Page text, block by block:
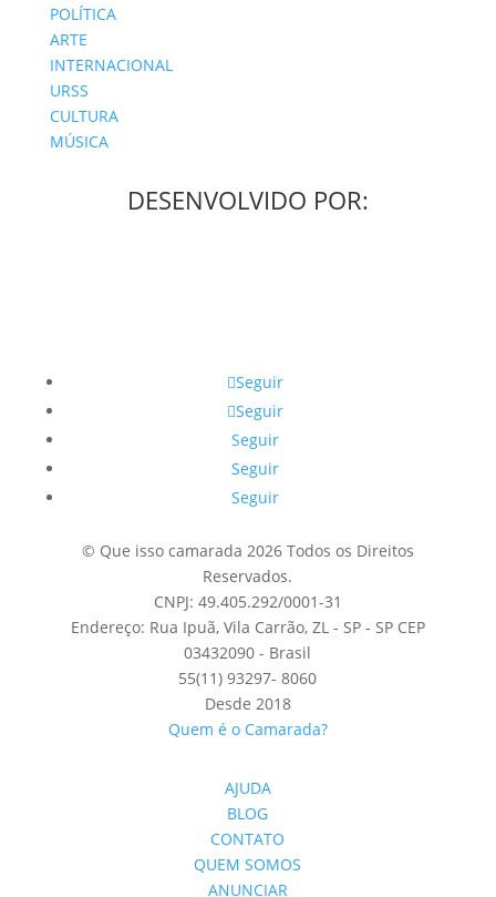
POLÍTICA
ARTE
INTERNACIONAL
URSS
CULTURA
MÚSICA
DESENVOLVIDO POR:
Seguir
Seguir
Seguir
Seguir
Seguir
© Que isso camarada 2026 Todos os Direitos
Reservados.
CNPJ: 49.405.292/0001-31
Endereço: Rua Ipuã, Vila Carrão, ZL - SP - SP CEP
03432090 - Brasil
55(11) 93297- 8060
Desde 2018
Quem é o Camarada?
AJUDA
BLOG
CONTATO
QUEM SOMOS
ANUNCIAR